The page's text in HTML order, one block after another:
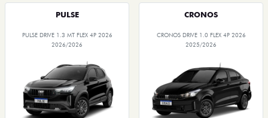
PULSE
PULSE DRIVE 1.3 MT FLEX 4P 2026
2026/2026
CRONOS
CRONOS DRIVE 1.0 FLEX 4P 2026
2025/2026